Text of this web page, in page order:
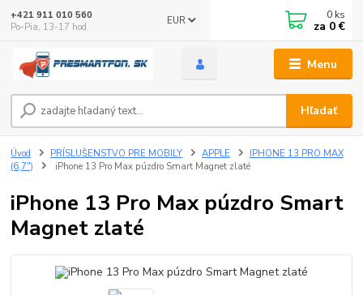
Menu
EUR
Hľadať
+421 911 010 560
Po-Pia, 13-17 hod.
0 ks
za 0 €
Úvod PRÍSLUŠENSTVO PRE MOBILY APPLE
IPHONE 13 PRO MAX
(6,7")
iPhone 13 Pro Max púzdro Smart Magnet zlaté
iPhone 13 Pro Max púzdro Smart
Magnet zlaté